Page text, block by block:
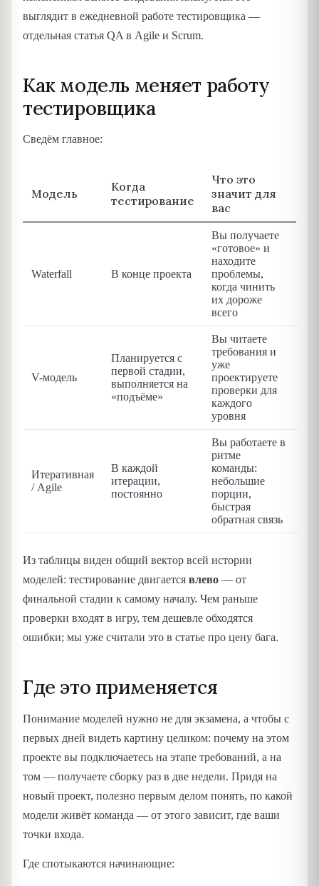
выглядит в ежедневной работе тестировщика —
отдельная статья QA в Agile и Scrum.
Как модель меняет работу
тестировщика
Сведём главное:
Модель
Когда
тестирование
Что это
значит для
вас
Waterfall В конце проекта
Вы получаете
«готовое» и
находите
проблемы,
когда чинить
их дороже
всего
V-модель
Планируется с
первой стадии,
выполняется на
«подъёме»
Вы читаете
требования и
уже
проектируете
проверки для
каждого
уровня
Итеративная
/ Agile
В каждой
итерации,
постоянно
Вы работаете в
ритме
команды:
небольшие
порции,
быстрая
обратная связь
Из таблицы виден общий вектор всей истории
моделей: тестирование двигается влево — от
финальной стадии к самому началу. Чем раньше
проверки входят в игру, тем дешевле обходятся
ошибки; мы уже считали это в статье про цену бага.
Где это применяется
Понимание моделей нужно не для экзамена, а чтобы с
первых дней видеть картину целиком: почему на этом
проекте вы подключаетесь на этапе требований, а на
том — получаете сборку раз в две недели. Придя на
новый проект, полезно первым делом понять, по какой
модели живёт команда — от этого зависит, где ваши
точки входа.
Где спотыкаются начинающие: